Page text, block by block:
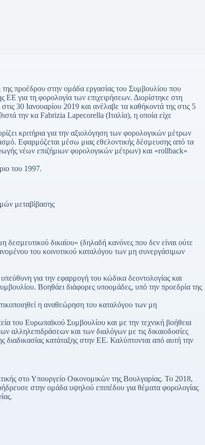
προέδρου στην ομάδα εργασίας του Συμβουλίου που
ΕΕ για τη φορολογία των επιχειρήσεων. Διορίστηκε στη
30 Ιανουαρίου 2019 και ανέλαβε τα καθήκοντά της στις 5
την κα Fabrizia Lapecorella (Ιταλία), η οποία είχε
κριτήρια για την αξιολόγηση των φορολογικών μέτρων
Εφαρμόζεται μέσω μιας εθελοντικής δέσμευσης από τα
νέων επιζήμιων φορολογικών μέτρων) και «rollback»
του 1997.
μεταβίβασης
δεσμευτικού δικαίου» (δηλαδή κανόνες που δεν είναι ούτε
του κοινοτικού καταλόγου των μη συνεργάσιμων
για την εφαρμογή του κώδικα δεοντολογίας και
Βοηθάει διάφορες υποομάδες, υπό την προεδρία της
η αναθεώρηση του καταλόγου των μη
του Ευρωπαϊκού Συμβουλίου και με την τεχνική βοήθεια
αλληλεπιδράσεων και των διαλόγων με τις δικαιοδοσίες
διαδικασίας κατάταξης στην ΕΕ. Καλύπτονται από αυτή την
στο Υπουργείο Οικονομικών της Βουλγαρίας. Το 2018,
στην ομάδα υψηλού επιπέδου για θέματα φορολογίας